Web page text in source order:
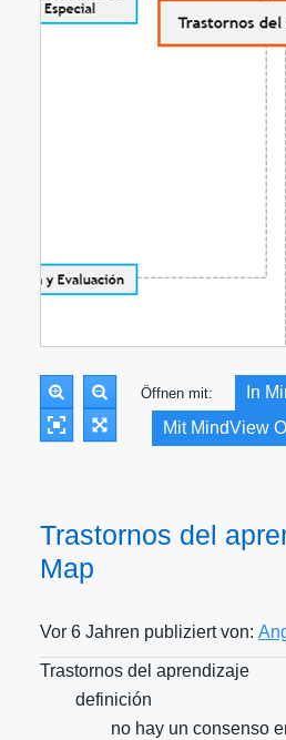
Öffnen mit:
In
Mit MindView
Trastornos del
Map
Vor 6 Jahren publiziert von:
Trastornos del aprendizaje
definición
no hay un consenso